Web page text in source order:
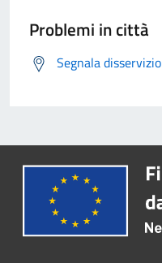
Problemi in città
Segnala disservizio